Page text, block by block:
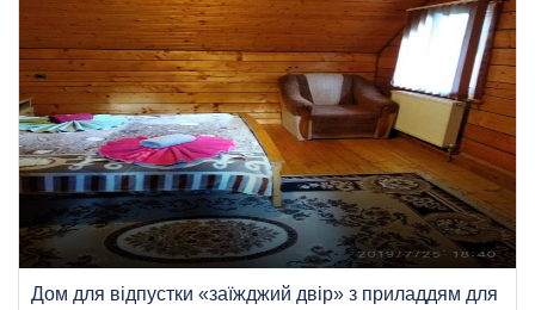
Дом для відпустки «заїжджий двір» з приладдям для